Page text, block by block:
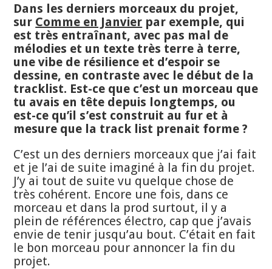
Dans les derniers morceaux du projet,
sur Comme en Janvier par exemple, qui
est très entraînant, avec pas mal de
mélodies et un texte très terre à terre,
une vibe de résilience et d’espoir se
dessine, en contraste avec le début de la
tracklist. Est-ce que c’est un morceau que
tu avais en tête depuis longtemps, ou
est-ce qu’il s’est construit au fur et à
mesure que la track list prenait forme ?
C’est un des derniers morceaux que j’ai fait
et je l’ai de suite imaginé à la fin du projet.
J’y ai tout de suite vu quelque chose de
très cohérent. Encore une fois, dans ce
morceau et dans la prod surtout, il y a
plein de références électro, cap que j’avais
envie de tenir jusqu’au bout. C’était en fait
le bon morceau pour annoncer la fin du
projet.